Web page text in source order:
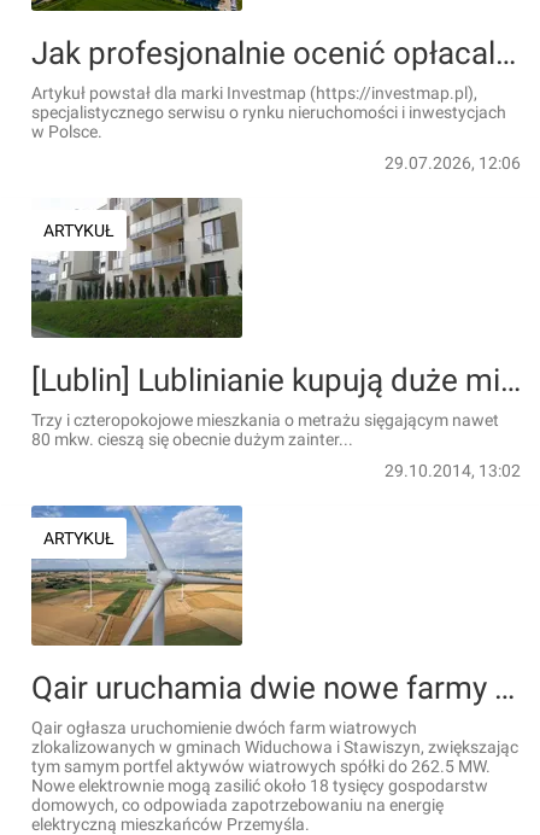
Jak profesjonalnie ocenić opłacalność inwestycji deweloperskiej w Polsce? Przewodnik krok po kroku
Artykuł powstał dla marki Investmap (https://investmap.pl),
specjalistycznego serwisu o rynku nieruchomości i inwestycjach
w Polsce.
29.07.2026, 12:06
ARTYKUŁ
[Lublin] Lublinianie kupują duże mieszkania
Trzy i czteropokojowe mieszkania o metrażu sięgającym nawet
80 mkw. cieszą się obecnie dużym zainter...
29.10.2014, 13:02
ARTYKUŁ
Qair uruchamia dwie nowe farmy wiatrowe w Polsce
Qair ogłasza uruchomienie dwóch farm wiatrowych
zlokalizowanych w gminach Widuchowa i Stawiszyn, zwiększając
tym samym portfel aktywów wiatrowych spółki do 262.5 MW.
Nowe elektrownie mogą zasilić około 18 tysięcy gospodarstw
domowych, co odpowiada zapotrzebowaniu na energię
elektryczną mieszkańców Przemyśla.